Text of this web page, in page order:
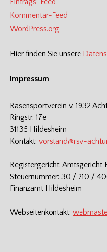
Eintrags-Feed
Kommentar-Feed
WordPress.org
Hier finden Sie unsere
Impressum
Rasensportverein v. 1932
Ringstr. 17e
31135 Hildesheim
Kontakt: vorstand@rsv-
Registergericht: Amtsgericht
Steuernummer: 30 / 210 /
Finanzamt Hildesheim
Webseitenkontakt: